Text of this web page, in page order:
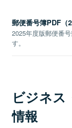
郵便番号簿PDF（
2025年度版郵便番
す。
ビジネス
情報